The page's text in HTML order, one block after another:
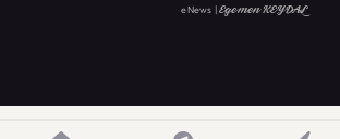
eNews |Egemen KEYDAL